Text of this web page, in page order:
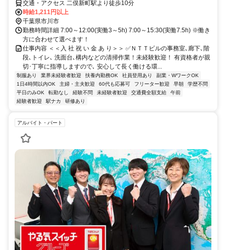
交通・アクセス 二俣新町駅より徒歩10分
時給1,211円以上
千葉県市川市
勤務時間詳細 7:00～12:00(実働3～5h) 7:00～15:30(実働7.5h) ※働き
方に合わせて選べます！
仕事内容 ＜＜入 社 祝 い 金 あ り＞＞ ✅ＮＴＴビルの事務室､廊下､階
段､トイレ､ 洗面台､構内などの清掃作業！未経験歓迎！ 有資格者が親
切･丁寧に指導しますので､ 安心して長く働ける環...
制服あり 業界未経験者歓迎 扶養内勤務OK 社員登用あり
副業・WワークOK
1日4時間以内OK
主婦・主夫歓迎 60代も応募可 フリーター歓迎 早朝
学歴不問
平日のみOK
転勤なし 経験不問 未経験者歓迎 交通費全額支給
午前
経験者歓迎
駅ナカ 研修あり
アルバイト・パート